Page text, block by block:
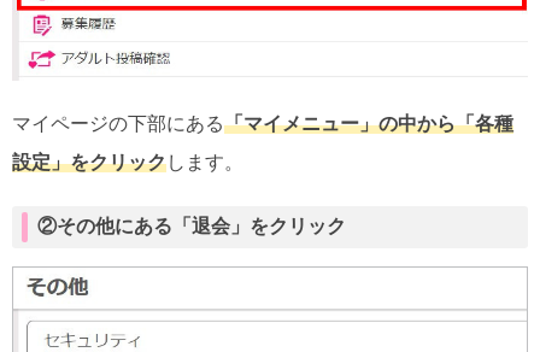
マイページの下部にある「マイメニュー」の中から「各種
設定」をクリックします。
②その他にある「退会」をクリック